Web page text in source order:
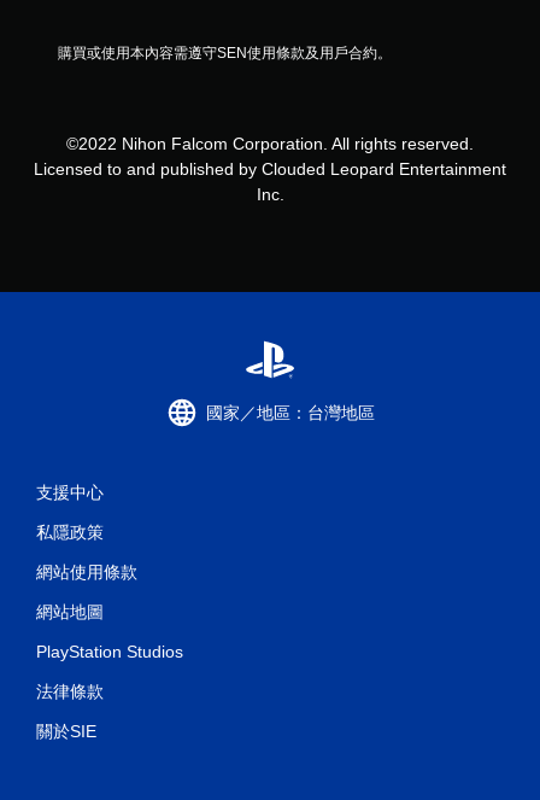
購買或使用本內容需遵守SEN使用條款及用戶合約。
©2022 Nihon Falcom Corporation. All rights reserved.
Licensed to and published by Clouded Leopard Entertainment
Inc.
國家／地區：台灣地區
支援中心
私隱政策
網站使用條款
網站地圖
PlayStation Studios
法律條款
關於SIE